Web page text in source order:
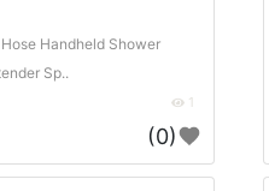
Handheld Shower
Sp..
1
(0)